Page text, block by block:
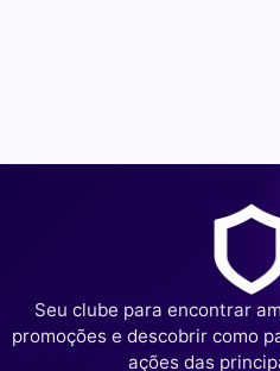
Seu clube para encontrar
promoções e descobrir como
ações das